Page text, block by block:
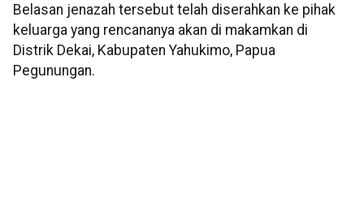
Belasan jenazah tersebut telah diserahkan ke pihak
keluarga yang rencananya akan di makamkan di
Distrik Dekai, Kabupaten Yahukimo, Papua
Pegunungan.